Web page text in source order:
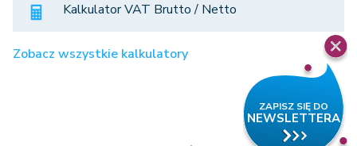
Kalkulator VAT Brutto / Netto
Zobacz wszystkie kalkulatory